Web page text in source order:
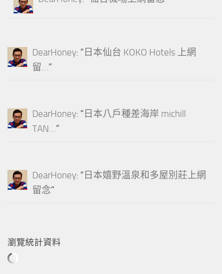
DearHoney: “ 日本仙台 KOKO Hotels 上網
留…”
DearHoney: “ 日本八戶種差海岸 michill
TAN…”
DearHoney: “ 日本嬉野溫泉和多屋別莊上網
留念”
瀏覽統計資料